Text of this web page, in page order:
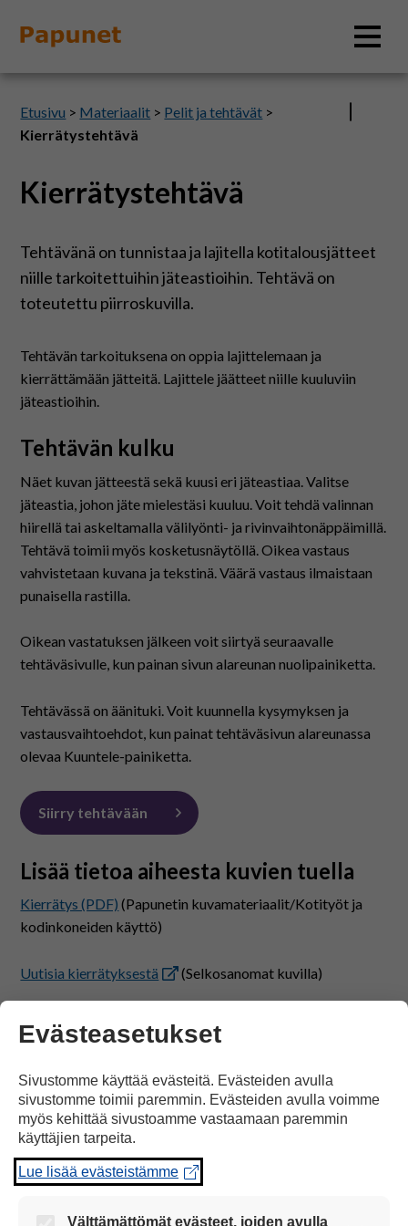
Tietoa
Materiaalit
Kuvatyökalut
Saavutettavuus
På svenska
Etusivu > Materiaalit > Pelit ja tehtävät >
Kierrätystehtävä
Kierrätystehtävä
Tehtävänä on tunnistaa ja lajitella kotitalousjätteet
niille tarkoitettuihin jäteastioihin. Tehtävä on
toteutettu piirroskuvilla.
Tehtävän tarkoituksena on oppia lajittelemaan ja
kierrättämään jätteitä. Lajittele jäätteet niille kuuluviin
jäteastioihin.
Tehtävän kulku
Näet kuvan jätteestä sekä kuusi eri jäteastiaa. Valitse
jäteastia, johon jäte mielestäsi kuuluu. Voit tehdä valinnan
hiirellä tai askeltamalla välilyönti- ja rivinvaihtonäppäimillä.
Tehtävä toimii myös kosketusnäytöllä. Oikea vastaus
vahvistetaan kuvana ja tekstinä. Väärä vastaus ilmaistaan
punaisella rastilla.
Oikean vastatuksen jälkeen voit siirtyä seuraavalle
tehtäväsivulle, kun painan sivun alareunan nuolipainiketta.
Tehtävässä on äänituki. Voit kuunnella kysymyksen ja
vastausvaihtoehdot, kun painat tehtäväsivun alareunassa
olevaa Kuuntele-painiketta.
Siirry tehtävään
Lisää tietoa aiheesta kuvien tuella
Kierrätys (PDF) (Papunetin kuvamateriaalit/Kotityöt ja
kodinkoneiden käyttö)
Uutisia kierrätyksestä (Selkosanomat kuvilla)
Sivu päivitetty: 24.2.2025
Evästeasetukset
Sivustomme käyttää evästeitä. Evästeiden avulla
sivustomme toimii paremmin. Evästeiden avulla voimme
myös kehittää sivustoamme vastaamaan paremmin
käyttäjien tarpeita.
Lue lisää evästeistämme
Välttämättömät evästeet, joiden avulla